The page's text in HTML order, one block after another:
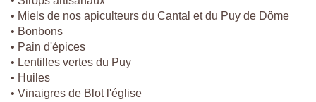
• Miels de nos apiculteurs du Cantal et du Puy de Dôme
• Bonbons
• Pain d'épices
• Lentilles vertes du Puy
• Huiles
• Vinaigres de Blot l'église